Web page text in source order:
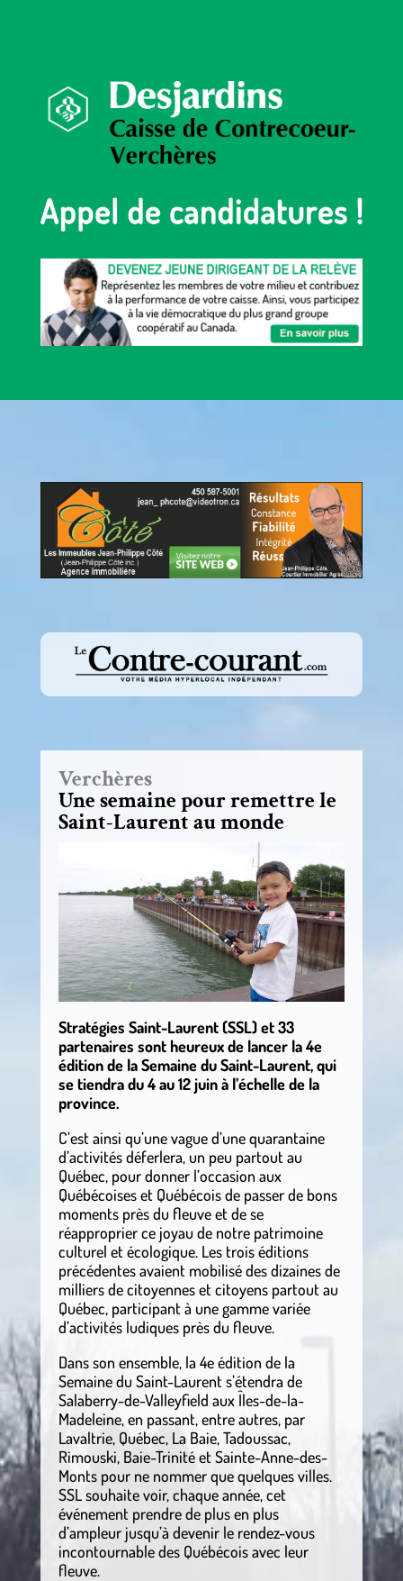
Verchères
Une semaine pour remettre le
Saint-Laurent au monde
Stratégies Saint-Laurent (SSL) et 33
partenaires sont heureux de lancer la 4e
édition de la Semaine du Saint-Laurent, qui
se tiendra du 4 au 12 juin à l’échelle de la
province.
C’est ainsi qu’une vague d’une quarantaine
d’activités déferlera, un peu partout au
Québec, pour donner l’occasion aux
Québécoises et Québécois de passer de bons
moments près du fleuve et de se
réapproprier ce joyau de notre patrimoine
culturel et écologique. Les trois éditions
précédentes avaient mobilisé des dizaines de
milliers de citoyennes et citoyens partout au
Québec, participant à une gamme variée
d’activités ludiques près du fleuve.
Dans son ensemble, la 4e édition de la
Semaine du Saint-Laurent s’étendra de
Salaberry-de-Valleyfield aux Îles-de-la-
Madeleine, en passant, entre autres, par
Lavaltrie, Québec, La Baie, Tadoussac,
Rimouski, Baie-Trinité et Sainte-Anne-des-
Monts pour ne nommer que quelques villes.
SSL souhaite voir, chaque année, cet
événement prendre de plus en plus
d’ampleur jusqu’à devenir le rendez-vous
incontournable des Québécois avec leur
fleuve.